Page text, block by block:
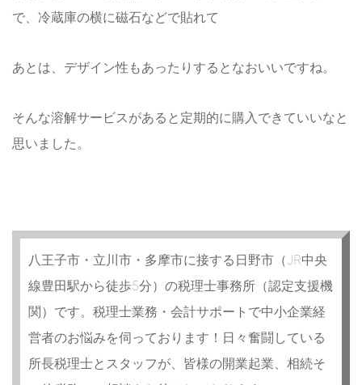
で、冷蔵庫の横に磁石などで貼れて
あとは、デザイン性もあったりするとなおいいですね。
そんな溶解サービスがあると定期的に購入できていいなと
思いました。
八王子市・立川市・多摩市に接する日野市（JR中央
線豊田駅から徒歩5分）の税理士事務所（認定支援機
関）です。税理士業務・会計サポートで中小企業経
営者のお悩みを伺っております！日々奮闘している
所長税理士とスタッフが、皆様の開業起業、相続そ